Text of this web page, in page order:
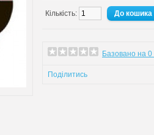
Кількість:
Базовано на 0
Поділитись